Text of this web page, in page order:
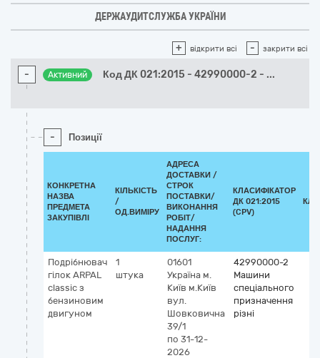
ДЕРЖАУДИТСЛУЖБА УКРАЇНИ
+ відкрити всі - закрити всі
- Активний Код ДК 021:2015 - 42990000-2 - ...
- Позиції
КОНКРЕТНА
НАЗВА
ПРЕДМЕТА
ЗАКУПІВЛІ
КІЛЬКІСТЬ
/
ОД.ВИМІРУ
АДРЕСА
ДОСТАВКИ /
СТРОК
ПОСТАВКИ/
ВИКОНАННЯ
РОБІТ/
НАДАННЯ
ПОСЛУГ:
КЛАСИФІКАТОР
ДК 021:2015
(CPV)
Подрібнювач
гілок ARPAL
classic з
бензиновим
двигуном
1
штука
01601
Україна м.
Київ м.Київ
вул.
Шовковична
39/1
по 31-12-
2026
42990000-2
Машини
спеціального
призначення
різні